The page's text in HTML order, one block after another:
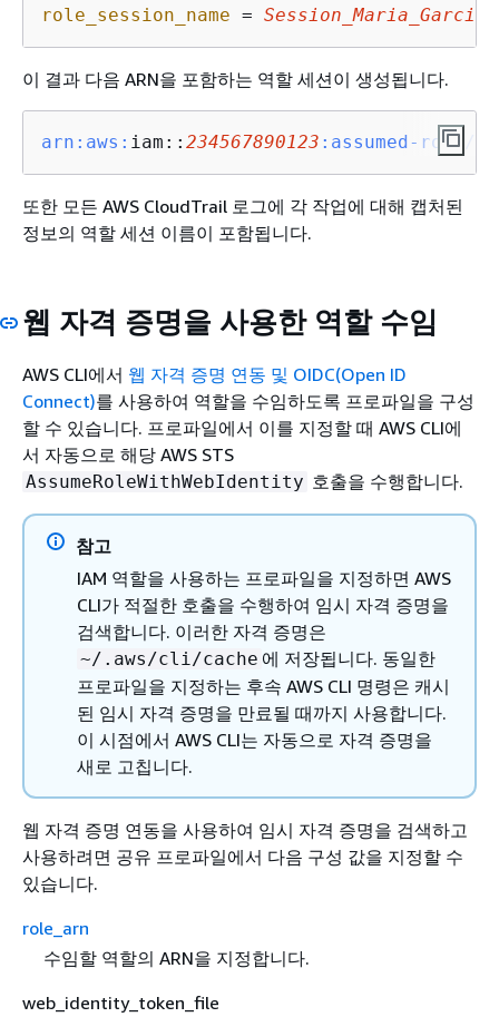
role_session_name = Session_Maria_Garcia
이 결과 다음 ARN을 포함하는 역할 세션이 생성됩니다.
arn: aws: iam:: 234567890123 :assumed-role/
또한 모든 AWS CloudTrail 로그에 각 작업에 대해 캡처된
정보의 역할 세션 이름이 포함됩니다.
웹 자격 증명을 사용한 역할 수임
AWS CLI에서 웹 자격 증명 연동 및 OIDC(Open ID
Connect)를 사용하여 역할을 수임하도록 프로파일을 구성
할 수 있습니다. 프로파일에서 이를 지정할 때 AWS CLI에
서 자동으로 해당 AWS STS
AssumeRoleWithWebIdentity 호출을 수행합니다.
참고
IAM 역할을 사용하는 프로파일을 지정하면 AWS
CLI가 적절한 호출을 수행하여 임시 자격 증명을
검색합니다. 이러한 자격 증명은
~/.aws/cli/cache 에 저장됩니다. 동일한
프로파일을 지정하는 후속 AWS CLI 명령은 캐시
된 임시 자격 증명을 만료될 때까지 사용합니다.
이 시점에서 AWS CLI는 자동으로 자격 증명을
새로 고칩니다.
웹 자격 증명 연동을 사용하여 임시 자격 증명을 검색하고
사용하려면 공유 프로파일에서 다음 구성 값을 지정할 수
있습니다.
role_arn
수임할 역할의 ARN을 지정합니다.
web_identity_token_file